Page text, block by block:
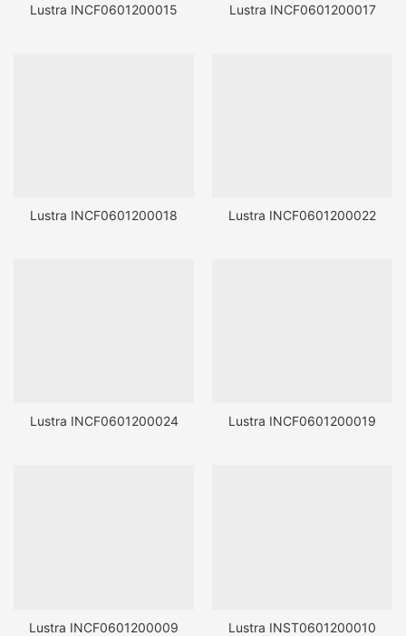
Lustra INCF0601200015 Lustra INCF0601200017
Lustra INCF0601200018 Lustra INCF0601200022
Lustra INCF0601200024 Lustra INCF0601200019
Lustra INCF0601200009 Lustra INST0601200010